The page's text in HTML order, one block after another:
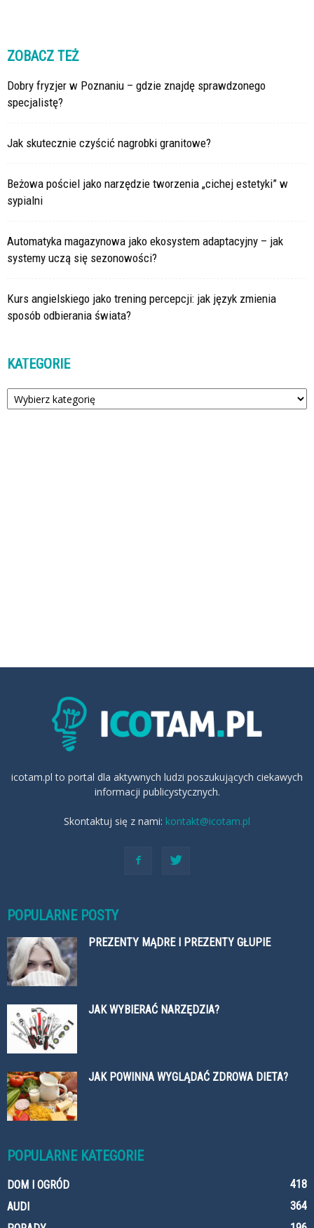
ZOBACZ TEŻ
Dobry fryzjer w Poznaniu – gdzie znajdę sprawdzonego
specjalistę?
Jak skutecznie czyścić nagrobki granitowe?
Beżowa pościel jako narzędzie tworzenia „cichej estetyki” w
sypialni
Automatyka magazynowa jako ekosystem adaptacyjny – jak
systemy uczą się sezonowości?
Kurs angielskiego jako trening percepcji: jak język zmienia
sposób odbierania świata?
KATEGORIE
Kategorie
icotam.pl to portal dla aktywnych ludzi poszukujących ciekawych
informacji publicystycznych.
Skontaktuj się z nami: kontakt@icotam.pl
POPULARNE POSTY
PREZENTY MĄDRE I PREZENTY GŁUPIE
JAK WYBIERAĆ NARZĘDZIA?
JAK POWINNA WYGLĄDAĆ ZDROWA DIETA?
POPULARNE KATEGORIE
DOM I OGRÓD
418
AUDI
364